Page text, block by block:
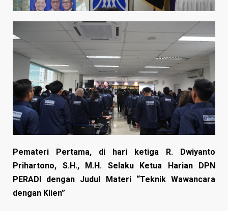
Pemateri Pertama, di hari ketiga R. Dwiyanto
Prihartono, S.H., M.H. Selaku Ketua Harian DPN
PERADI dengan Judul Materi “Teknik Wawancara
dengan Klien”